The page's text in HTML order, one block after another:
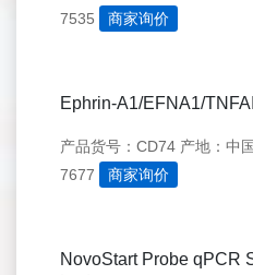
7535
商家询价
Ephrin-A1/EFNA1/
产品货号：CD74 产地：中国
7677
商家询价
NovoStart Probe qPCR